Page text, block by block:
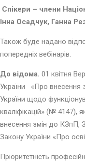
Спікери – члени
Інна Осадчук, Ганна
Також буде надано
попередніх вебінарів.
До відома. 01 квітня
України «Про внесення
України щодо
кваліфікацій» (№ 4147),
внесення змін до КЗпП,
Закону України «Про
Пріоритетність